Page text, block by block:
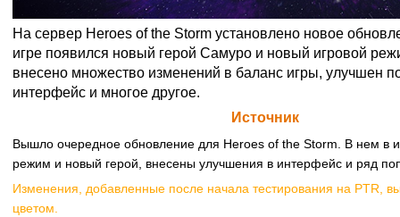
На сервер Heroes of the Storm установлено новое
игре появился новый герой Самуро и новый игровой
внесено множество изменений в баланс игры, улучшен
интерфейс и многое другое.
Источник
Вышло очередное обновление для Heroes of the Storm. В нем в
режим и новый герой, внесены улучшения в интерфейс и ряд
Изменения, добавленные после начала тестирования на PTR,
цветом.